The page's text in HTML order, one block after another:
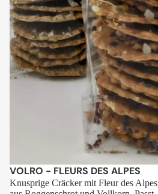
Sale
VOLRO - FLEURS DES ALPES
Knusprige Cräcker mit Fleur des Alpes